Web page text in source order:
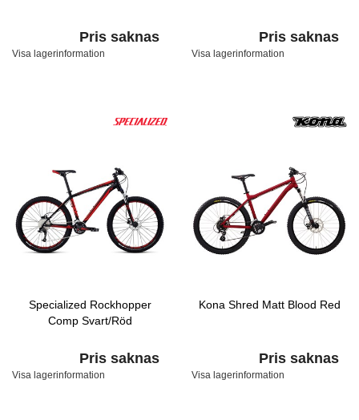
Pris saknas
Visa lagerinformation
Pris saknas
Visa lagerinformation
Specialized Rockhopper
Comp Svart/Röd
Pris saknas
Visa lagerinformation
Kona Shred Matt Blood Red
Pris saknas
Visa lagerinformation